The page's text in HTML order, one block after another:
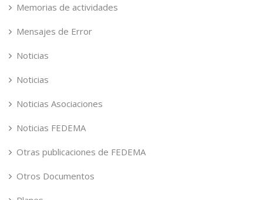
Memorias de actividades
Mensajes de Error
Noticias
Noticias
Noticias Asociaciones
Noticias FEDEMA
Otras publicaciones de FEDEMA
Otros Documentos